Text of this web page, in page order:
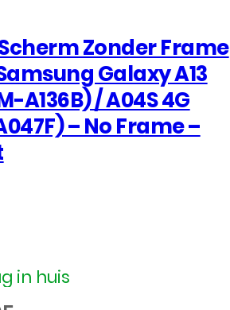
Scherm Zonder Frame
Galaxy A13
A136B) / A04S 4G
– No Frame –
in huis